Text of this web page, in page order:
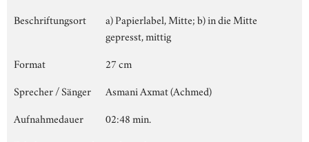
Beschriftungsort
a) Papierlabel, Mitte; b) in die Mitte
gepresst, mittig
Format
27 cm
Sprecher / Sänger
Asmani Axmat (Achmed)
Aufnahmedauer
02:48 min.